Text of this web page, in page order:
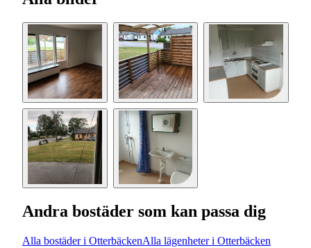
Andra bostäder som kan passa dig
Alla bostäder i OtterbäckenAlla lägenheter i Otterbäcken